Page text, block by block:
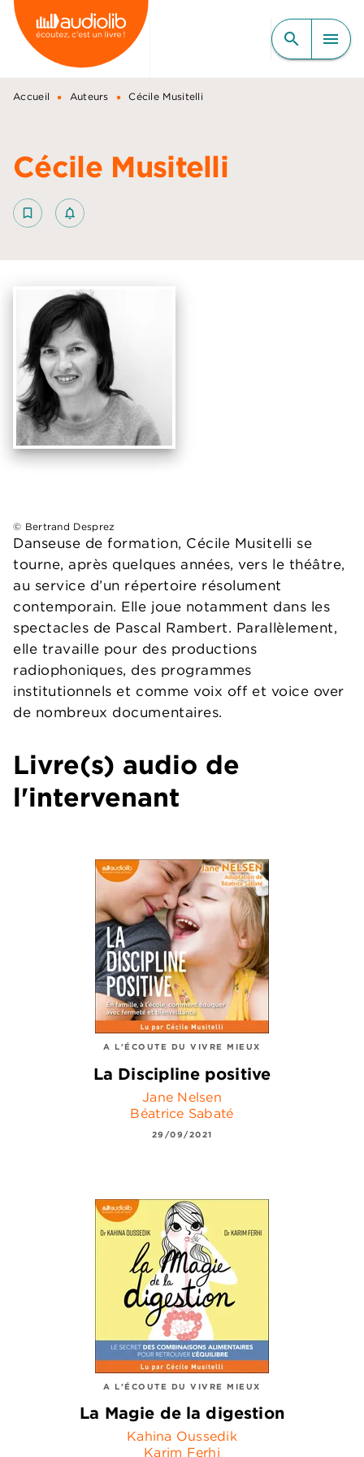
MENU RECHERCHE
CONTENU
PIED DE PAGE
search menu
Accueil • Auteurs • Cécile Musitelli
Cécile Musitelli
bookmark_border notifications_none_outlined
Danseuse de formation, Cécile Musitelli se
tourne, après quelques années, vers le théâtre,
au service d’un répertoire résolument
contemporain. Elle joue notamment dans les
spectacles de Pascal Rambert. Parallèlement,
elle travaille pour des productions
radiophoniques, des programmes
institutionnels et comme voix off et voice over
de nombreux documentaires.
© Bertrand Desprez
Livre(s) audio de
l'intervenant
A L'ÉCOUTE DU VIVRE MIEUX
La Discipline positive
Jane Nelsen
Béatrice Sabaté
29/09/2021
A L'ÉCOUTE DU VIVRE MIEUX
La Magie de la digestion
Kahina Oussedik
Karim Ferhi